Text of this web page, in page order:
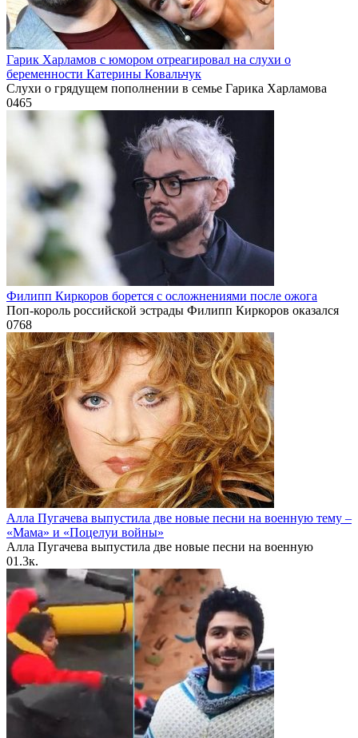
Гарик Харламов с юмором отреагировал на слухи о
беременности Катерины Ковальчук
Слухи о грядущем пополнении в семье Гарика Харламова
0465
Филипп Киркоров борется с осложнениями после ожога
Поп-король российской эстрады Филипп Киркоров оказался
0768
Алла Пугачева выпустила две новые песни на военную тему –
«Мама» и «Поцелуи войны»
Алла Пугачева выпустила две новые песни на военную
01.3к.